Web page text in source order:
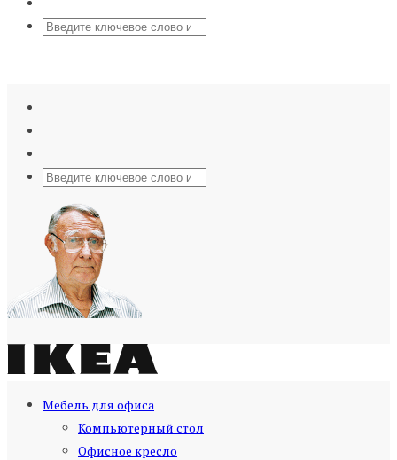
Мебель для офиса
Компьютерный стол
Офисное кресло